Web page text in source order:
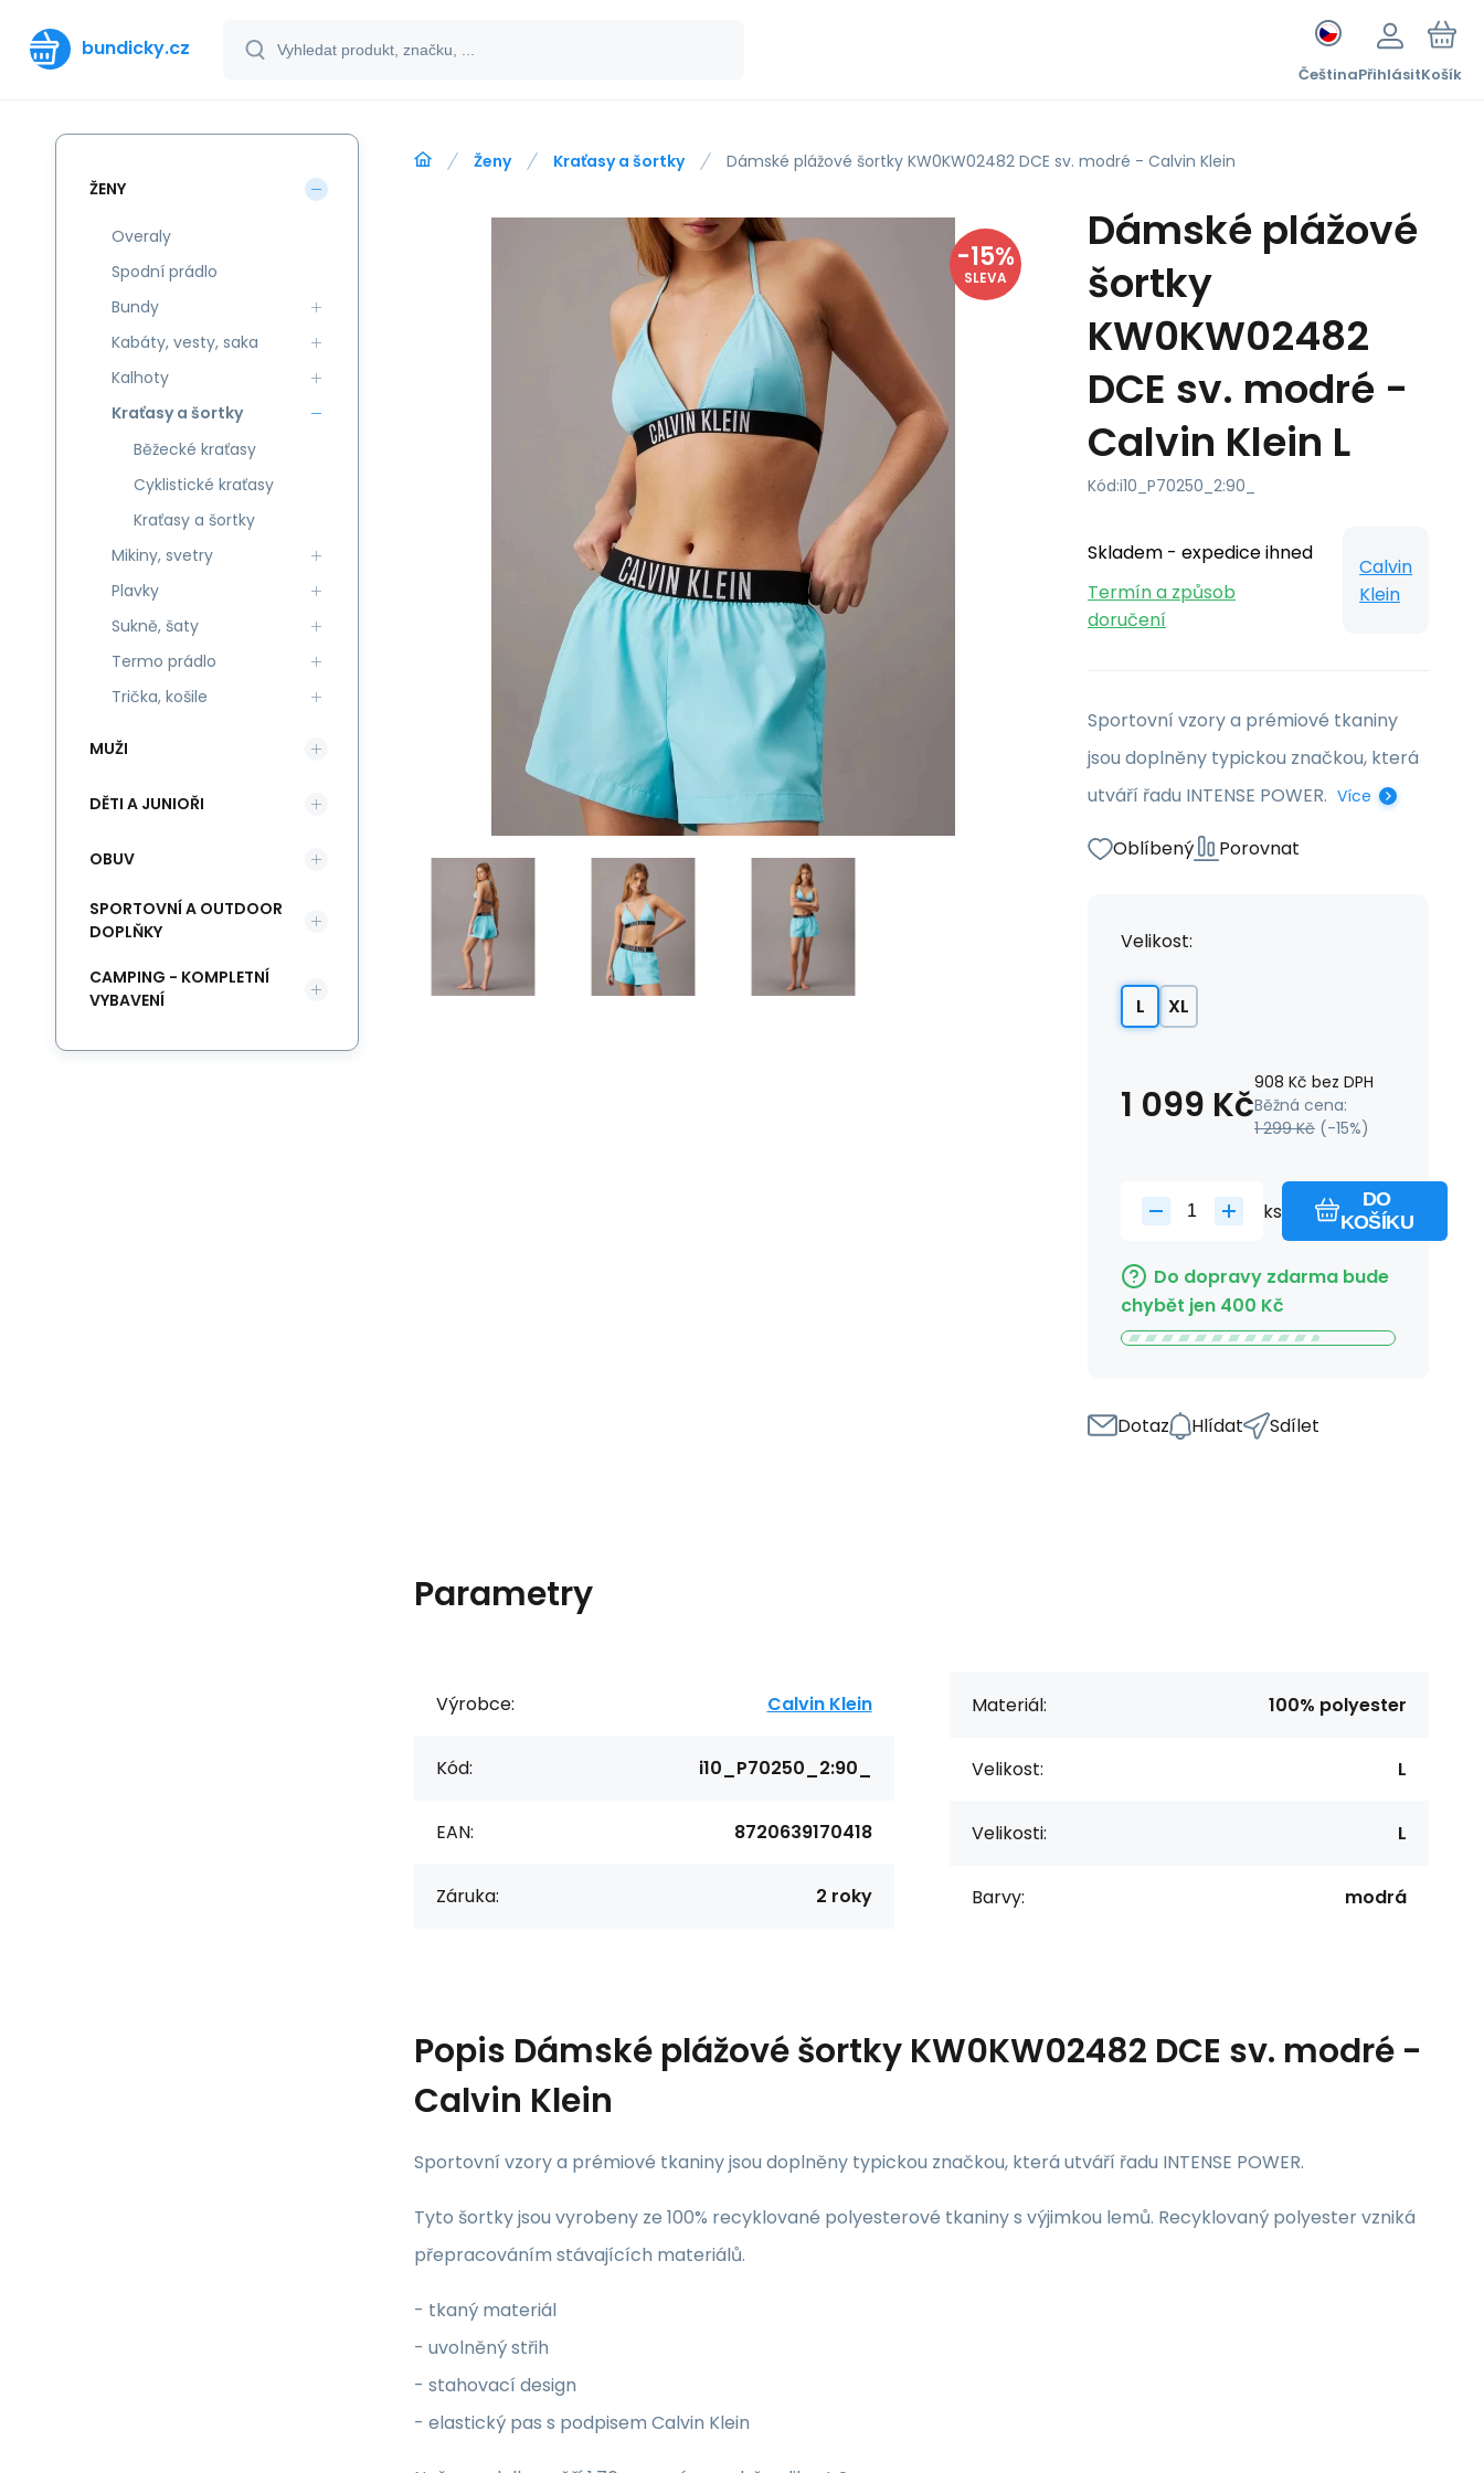
bundicky.cz
ČeštinaPřihlásitKošík
Ženy Kraťasy a šortky Dámské plážové šortky KW0KW02482 DCE sv. modré - Calvin Klein
-15%
SLEVA
Dámské plážové
šortky
KW0KW02482
DCE sv. modré -
Calvin Klein L
Kód:i10_P70250_2:90_
Skladem - expedice ihned
Termín a způsob
doručení
Calvin
Klein
Sportovní vzory a prémiové tkaniny
jsou doplněny typickou značkou, která
utváří řadu INTENSE POWER. Více
Oblíbený Porovnat
Velikost:
L XL
1 099 Kč908 Kč bez DPH
Běžná cena:
1 299 Kč (-15%)
ks
DO
KOŠÍKU
Do dopravy zdarma bude
chybět jen 400 Kč
Dotaz Hlídat Sdílet
Parametry
Výrobce: Calvin Klein
Kód: i10_P70250_2:90_
EAN: 8720639170418
Záruka: 2 roky
Materiál: 100% polyester
Velikost: L
Velikosti: L
Barvy: modrá
Popis Dámské plážové šortky KW0KW02482 DCE sv. modré -
Calvin Klein
Sportovní vzory a prémiové tkaniny jsou doplněny typickou značkou, která utváří řadu INTENSE POWER.
Tyto šortky jsou vyrobeny ze 100% recyklované polyesterové tkaniny s výjimkou lemů. Recyklovaný polyester vzniká
přepracováním stávajících materiálů.
- tkaný materiál
- uvolněný střih
- stahovací design
- elastický pas s podpisem Calvin Klein
ŽENY
Overaly
Spodní prádlo
Bundy
Kabáty, vesty, saka
Kalhoty
Kraťasy a šortky
Běžecké kraťasy
Cyklistické kraťasy
Kraťasy a šortky
Mikiny, svetry
Plavky
Sukně, šaty
Termo prádlo
Trička, košile
MUŽI
DĚTI A JUNIOŘI
OBUV
SPORTOVNÍ A OUTDOOR
DOPLŇKY
CAMPING - KOMPLETNÍ
VYBAVENÍ